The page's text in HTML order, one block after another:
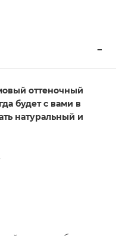
оттеночный
будет с вами в
натуральный и